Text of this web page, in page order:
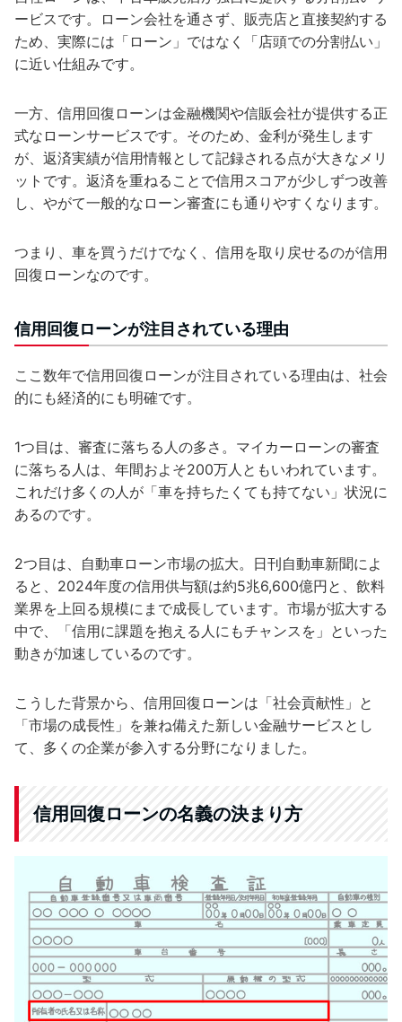
ービスです。ローン会社を通さず、販売店と直接契約する
ため、実際には「ローン」ではなく「店頭での分割払い」
に近い仕組みです。
一方、信用回復ローンは金融機関や信販会社が提供する正
式なローンサービスです。そのため、金利が発生します
が、返済実績が信用情報として記録される点が大きなメリ
ットです。返済を重ねることで信用スコアが少しずつ改善
し、やがて一般的なローン審査にも通りやすくなります。
つまり、車を買うだけでなく、信用を取り戻せるのが信用
回復ローンなのです。
信用回復ローンが注目されている理由
ここ数年で信用回復ローンが注目されている理由は、社会
的にも経済的にも明確です。
1つ目は、審査に落ちる人の多さ。マイカーローンの審査
に落ちる人は、年間およそ200万人ともいわれています。
これだけ多くの人が「車を持ちたくても持てない」状況に
あるのです。
2つ目は、自動車ローン市場の拡大。日刊自動車新聞によ
ると、2024年度の信用供与額は約5兆6,600億円と、飲料
業界を上回る規模にまで成長しています。市場が拡大する
中で、「信用に課題を抱える人にもチャンスを」といった
動きが加速しているのです。
こうした背景から、信用回復ローンは「社会貢献性」と
「市場の成長性」を兼ね備えた新しい金融サービスとし
て、多くの企業が参入する分野になりました。
信用回復ローンの名義の決まり方